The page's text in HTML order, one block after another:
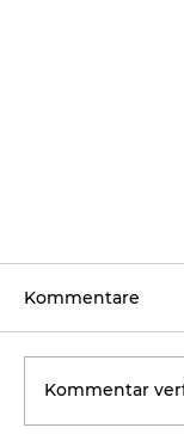
Kommentare
Kommentar